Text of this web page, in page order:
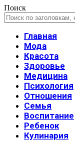
Поиск
Главная
Мода
Красота
Здоровье
Медицина
Психология
Отношения
Семья
Воспитание
Ребенок
Кулинария